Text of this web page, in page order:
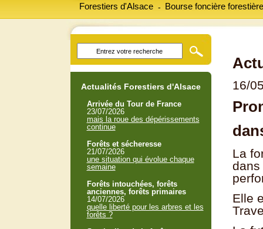
Forestiers d'Alsace Bourse foncière forestière
-
16/
La
dans
Elle
Actualités Forestiers d'Alsace
Arrivée du Tour de France
23/07/2026
mais la roue des dépérissements
continue
Forêts et sécheresse
21/07/2026
une situation qui évolue chaque
semaine
Forêts intouchées, forêts
anciennes, forêts primaires
14/07/2026
quelle liberté pour les arbres et les
forêts ?